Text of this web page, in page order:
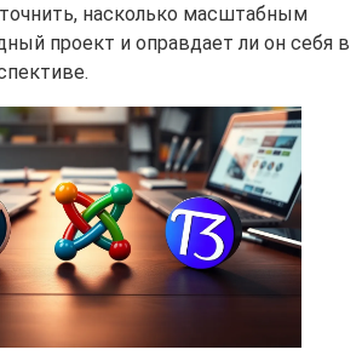
насколько масштабным
проект и оправдает ли он себя в